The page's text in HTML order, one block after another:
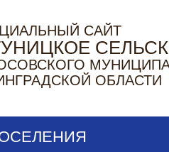
САЙТ
ОБЛАСТИ